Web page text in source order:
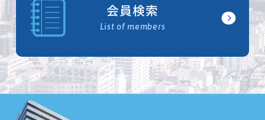
会員検索
List of members